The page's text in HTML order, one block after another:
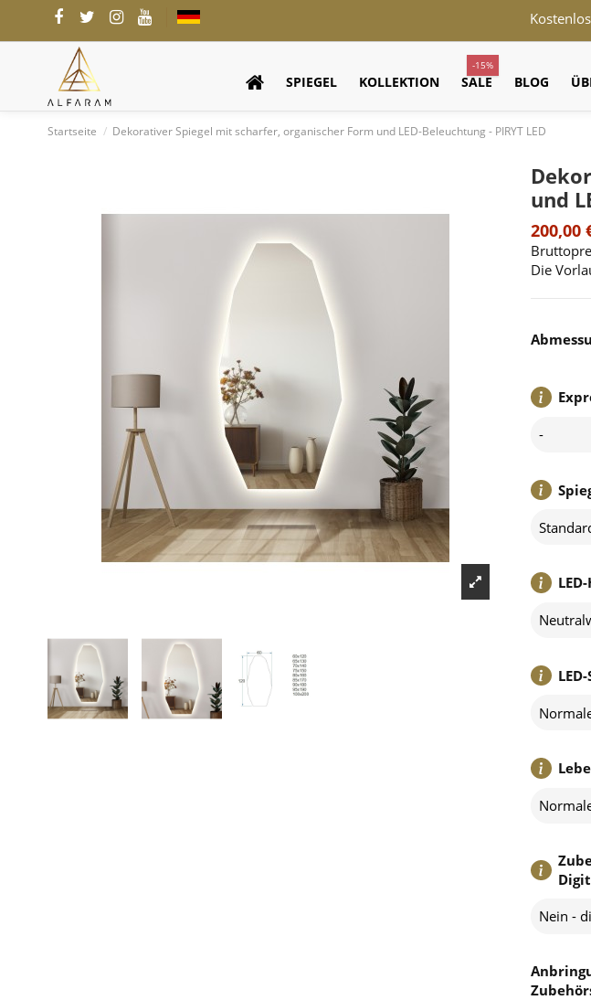
SPIEGEL KOLLEKTION SALE
-15%
BLOG
Startseite Dekorativer Spiegel mit scharfer, organischer Form und LED-Beleuchtung - PIRYT LED
und
200,00
Die
-
Nein -